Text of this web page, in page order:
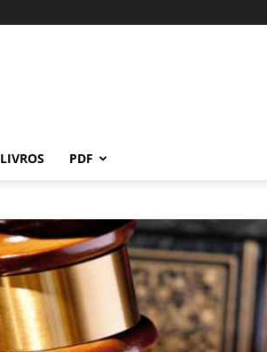
LIVROS PDF